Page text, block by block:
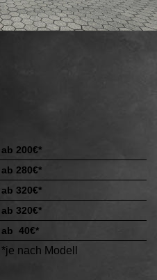
ab 200€*
ab 280€*
ab 320€*
ab 320€*
ab 40€*
*je nach Modell